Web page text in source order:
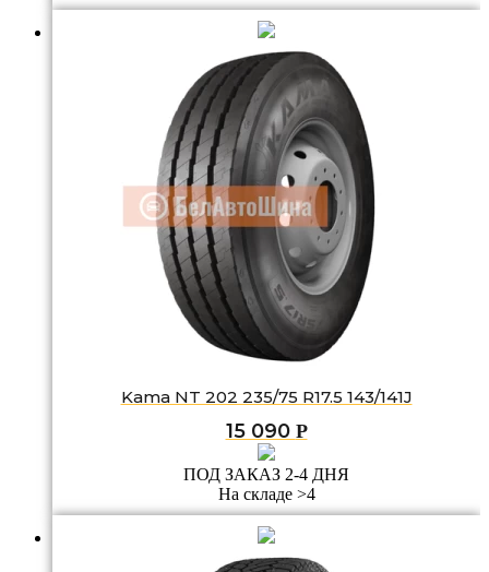
Kama NT 202 235/75 R17.5 143/141J
15 090 Р
ПОД ЗАКАЗ 2-4 ДНЯ
На складе >4